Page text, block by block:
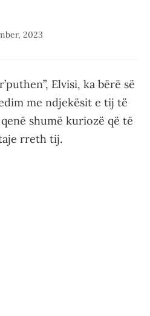
2023
Elvisi, ka bërë së
me ndjekësit e tij të
shumë kuriozë që të
rreth tij.